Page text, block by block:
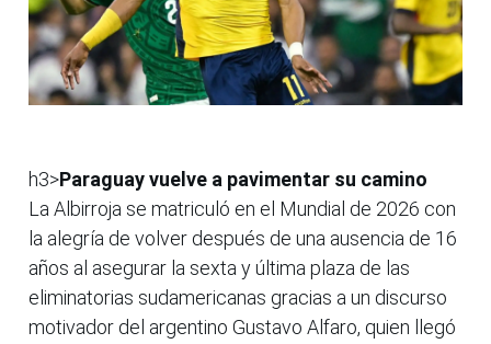
h3>Paraguay vuelve a pavimentar su camino
La Albirroja se matriculó en el Mundial de 2026 con
la alegría de volver después de una ausencia de 16
años al asegurar la sexta y última plaza de las
eliminatorias sudamericanas gracias a un discurso
motivador del argentino Gustavo Alfaro, quien llegó